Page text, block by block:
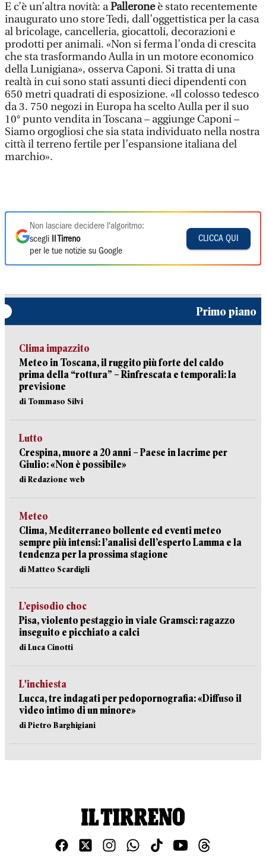
E c’è un’altra novità: aPalleroneè stato recentemente
inaugurato uno store Tedi, dall’oggettistica per la casa
al bricolage, cancelleria, giocattoli, decorazioni e
prodotti per animali. «Non si ferma l’onda di crescita
che sta trasformando Aulla in un motore economico
della Lunigiana», osserva Caponi. Si tratta di una
realtà in cui sono stati assunti dieci dipendenti con
650 metri quadrati di esposizione. «Il colosso tedesco
da 3. 750 negozi in Europa ha scelto Aulla per il suo
10° punto vendita in Toscana – aggiunge Caponi –
Siamo orgogliosi che sia stata individuato nella nostra
città il terreno fertile per l’espansione italiana del
marchio».
Non lasciare decidere l'algoritmo:
scegli
Il Tirreno
per le tue notizie su Google
CLICCA QUI
Primo piano
Clima impazzito
Meteo in Toscana, il ruggito più forte del caldo
prima della “rottura” – Rinfrescata e temporali: la
previsione
di Tommaso Silvi
Lutto
Crespina, muore a 20 anni – Paese in lacrime per
Giulio: «Non è possibile»
di Redazione web
Meteo
Clima, Mediterraneo bollente ed eventi meteo
sempre più intensi: l’analisi dell’esperto Lamma e la
tendenza per la prossima stagione
di Matteo Scardigli
L’episodio choc
Pisa, violento pestaggio in viale Gramsci: ragazzo
inseguito e picchiato a calci
di Luca Cinotti
L'inchiesta
Lucca, tre indagati per pedopornografia: «Diffuso il
video intimo di un minore»
di Pietro Barghigiani